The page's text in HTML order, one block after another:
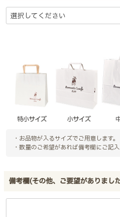
・お品物が入るサイズでご用意します。
・数量のご希望があれば備考欄にご記入
備考欄(その他、ご要望がありまし